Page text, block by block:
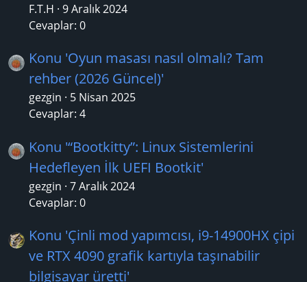
F.T.H 9 Aralık 2024
Cevaplar: 0
Konu 'Oyun masası nasıl olmalı? Tam
rehber (2026 Güncel)'
gezgin
5 Nisan 2025
Cevaplar: 4
Konu '“Bootkitty”: Linux Sistemlerini
Hedefleyen İlk UEFI Bootkit'
gezgin 7 Aralık 2024
Cevaplar: 0
Konu 'Çinli mod yapımcısı, i9-14900HX çipi
ve RTX 4090 grafik kartıyla taşınabilir
bilgisayar üretti'